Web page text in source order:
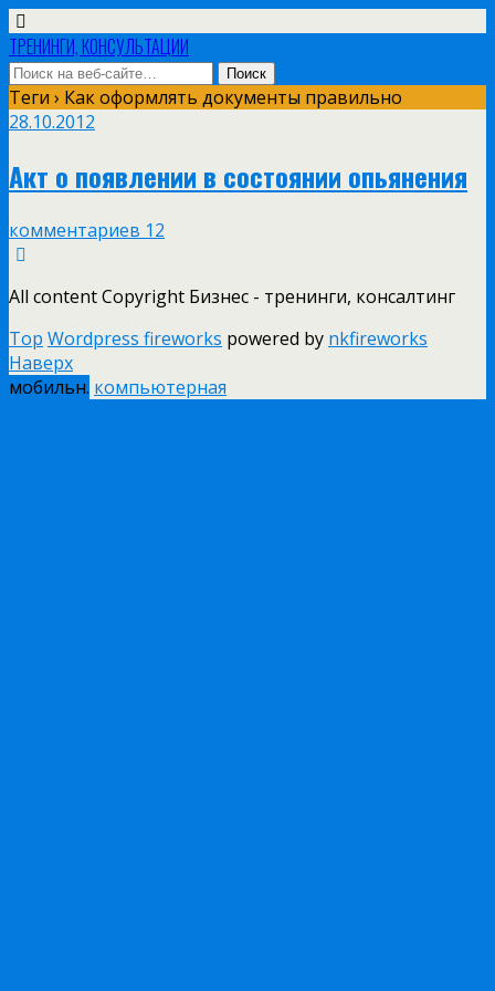
ТРЕНИНГИ, КОНСУЛЬТАЦИИ
Теги › Как оформлять документы правильно
28.10.2012
Акт о появлении в состоянии опьянения
комментариев 12
All content Copyright Бизнес - тренинги, консалтинг
Top Wordpress fireworks powered by nkfireworks
Наверх
мобильн. компьютерная